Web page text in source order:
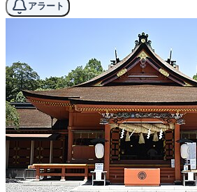
アラート